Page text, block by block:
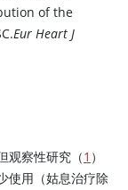
of the
Eur Heart J
观察性研究（1 ）
使用（姑息治疗除